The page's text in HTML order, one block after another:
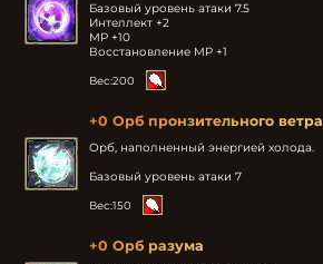
Базовый уровень атаки 7.5
Интеллект +2
MP +10
Восстановление MP +1
Вес:200
+0 Орб пронзительного ветра
Орб, наполненный энергией холода.
Базовый уровень атаки 7
Вес:150
+0 Орб разума